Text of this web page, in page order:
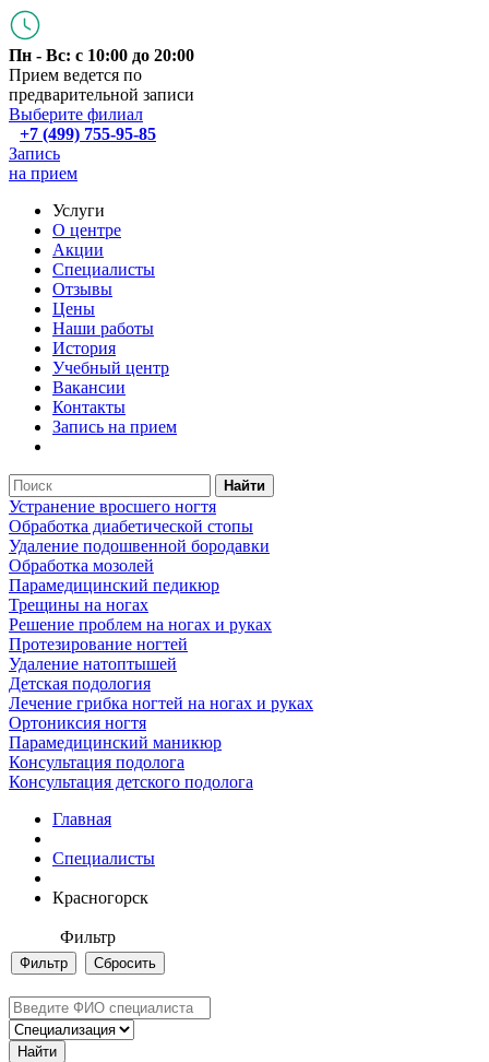
Пн - Вс: с 10:00 до 20:00
Прием ведется по
предварительной записи
Выберите филиал
+7 (499) 755-95-85
Запись
на прием
Услуги
О центре
Акции
Специалисты
Отзывы
Цены
Наши работы
История
Учебный центр
Вакансии
Контакты
Запись на прием
Найти
Устранение вросшего ногтя
Обработка диабетической стопы
Удаление подошвенной бородавки
Обработка мозолей
Парамедицинский педикюр
Трещины на ногах
Решение проблем на ногах и руках
Протезирование ногтей
Удаление натоптышей
Детская подология
Лечение грибка ногтей на ногах и руках
Ортониксия ногтя
Парамедицинский маникюр
Консультация подолога
Консультация детского подолога
Главная
Специалисты
Красногорск
Фильтр
Найти